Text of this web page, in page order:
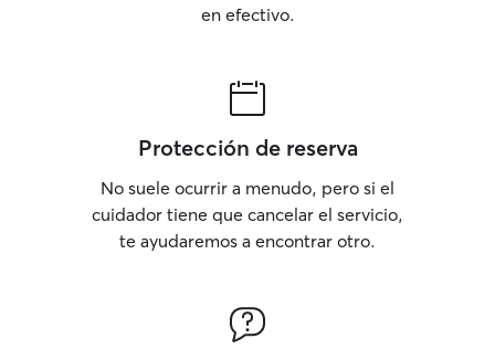
en efectivo.
Protección de reserva
No suele ocurrir a menudo, pero si el
cuidador tiene que cancelar el servicio,
te ayudaremos a encontrar otro.